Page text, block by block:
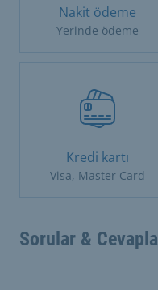
Nakit ödeme
Yerinde ödeme
Kredi kartı
Visa, Master Card
Sorular &